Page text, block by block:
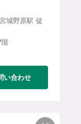
城野原駅 徒
い合わせ